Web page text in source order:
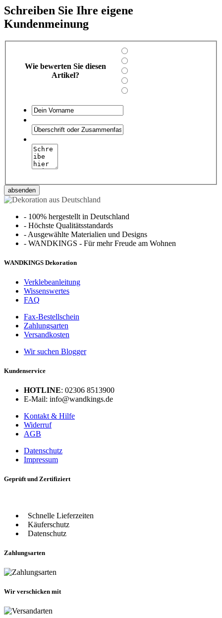
Schreiben Sie Ihre eigene
Kundenmeinung
Wie bewerten Sie diesen
Artikel?
absenden
- 100% hergestellt in Deutschland
- Höchste Qualitätsstandards
- Ausgewählte Materialien und Designs
- WANDKINGS - Für mehr Freude am Wohnen
WANDKINGS Dekoration
Verklebeanleitung
Wissenswertes
FAQ
Fax-Bestellschein
Zahlungsarten
Versandkosten
Wir suchen Blogger
Kundenservice
HOTLINE: 02306 8513900
E-Mail: info@wandkings.de
Kontakt & Hilfe
Widerruf
AGB
Datenschutz
Impressum
Geprüft und Zertifiziert
Schnelle Lieferzeiten
Käuferschutz
Datenschutz
Zahlungsarten
Wir verschicken mit